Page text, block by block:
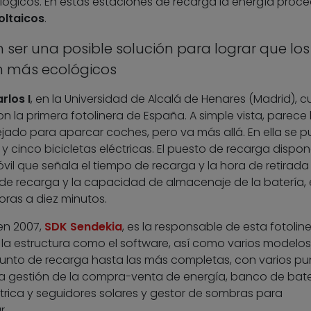
.
ser una posible solución para lograr que los
más ecológicos
I, en la Universidad de Alcalá de Henares (Madrid),
la primera fotolinera de España. A simple vista, parece
para aparcar coches, pero va más allá. En ella se
cinco bicicletas eléctricas. El puesto de recarga
que señala el tiempo de recarga y la hora de retirada
recarga y la capacidad de almacenaje de la batería,
a diez minutos.
2007, SDK Sendekia, es la responsable de esta
estructura como el software, así como varios
de recarga hasta las más completas, con varios
gestión de la compra-venta de energía, banco de
y seguidores solares y gestor de sombras para